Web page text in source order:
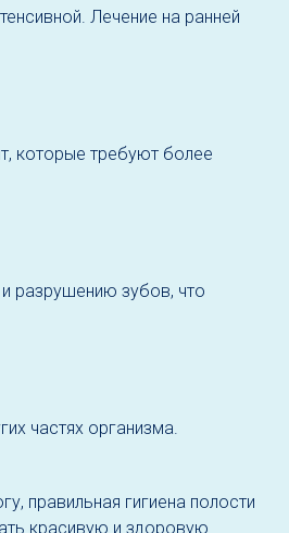
Лечение на ранней
которые требуют более
разрушению зубов, что
частях организма.
правильная гигиена полости
красивую и здоровую